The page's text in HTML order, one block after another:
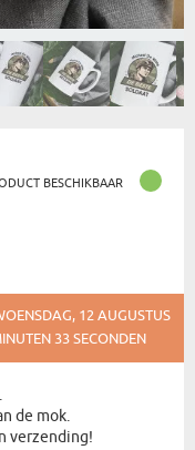
BESCHIKBAAR
12 AUGUSTUS
32 SECONDEN
de mok.
verzending!